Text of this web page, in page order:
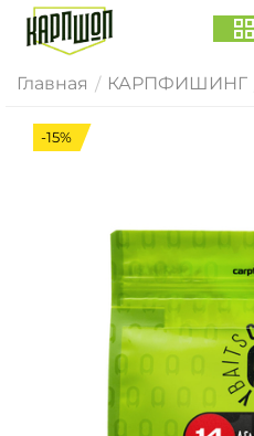
Главная / КАРПФИШИНГ
-15%